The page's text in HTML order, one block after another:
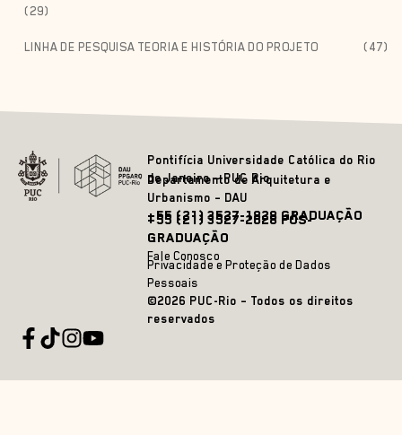
(29)
LINHA DE PESQUISA TEORIA E HISTÓRIA DO PROJETO (47)
Pontifícia Universidade Católica do Rio
de Janeiro – PUC Rio
Departamento de Arquitetura e
Urbanismo – DAU
+55 (21) 3527-1828 GRADUAÇÃO
+55 (21) 3527-2628 PÓS-
GRADUAÇÃO
Fale Conosco
Privacidade e Proteção de Dados
Pessoais
©2026 PUC-Rio – Todos os direitos
reservados